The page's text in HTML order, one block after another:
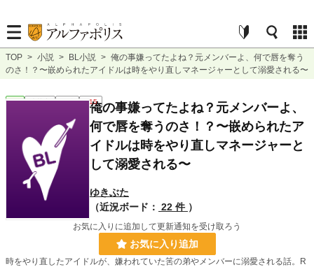
TOP > 小説 > BL小説 > 俺の事嫌ってたよね？元メンバーよ、何で唇を奪う
のさ！？〜嵌められたアイドルは時をやり直しマネージャーとして溺愛される〜
BL 連載中 長編 R15俺の事嫌ってたよね？元メンバーよ、
何で唇を奪うのさ！？〜嵌められたア
イドルは時をやり直しマネージャーと
して溺愛される〜
ゆきぶた
（近況ボード： 22 件 ）
お気に入りに追加して更新通知を受け取ろう
お気に入り追加
時をやり直したアイドルが、嫌われていた筈の弟やメンバーに溺愛される話。R